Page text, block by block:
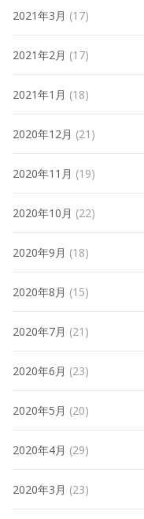
2021年3月 (17)
2021年2月 (17)
2021年1月 (18)
2020年12月 (21)
2020年11月 (19)
2020年10月 (22)
2020年9月 (18)
2020年8月 (15)
2020年7月 (21)
2020年6月 (23)
2020年5月 (20)
2020年4月 (29)
2020年3月 (23)